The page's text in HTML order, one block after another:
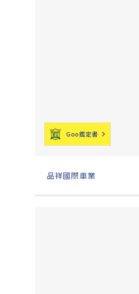
Goo鑑定書
品祥國際車業